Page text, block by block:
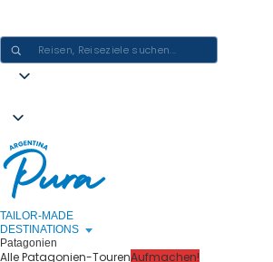
TAILOR-MADE
DESTINATIONS
Patagonien
Alle Patagonien-TourenAufmachen!